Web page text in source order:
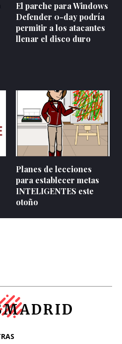
El parche para Windows
Defender 0-day podría
permitir a los atacantes
llenar el disco duro
Planes de lecciones
para establecer metas
INTELIGENTES este
otoño